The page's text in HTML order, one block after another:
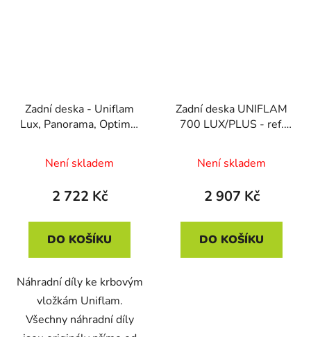
Zadní deska - Uniflam
Lux, Panorama, Optima,
800848
Není skladem
2 722 Kč
DO KOŠÍKU
Náhradní díly ke krbovým
vložkám Uniflam.
Všechny náhradní díly
Zadní deska UNIFLAM
700 LUX/PLUS - ref.
(670714)
Není skladem
2 907 Kč
DO KOŠÍKU